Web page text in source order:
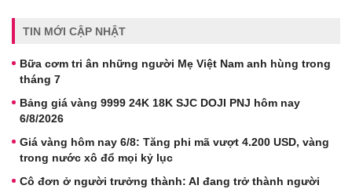
TIN MỚI CẬP NHẬT
Bữa cơm tri ân những người Mẹ Việt Nam anh hùng trong
tháng 7
Bảng giá vàng 9999 24K 18K SJC DOJI PNJ hôm nay
6/8/2026
Giá vàng hôm nay 6/8: Tăng phi mã vượt 4.200 USD, vàng
trong nước xô đổ mọi kỷ lục
Cô đơn ở người trưởng thành: AI đang trở thành người